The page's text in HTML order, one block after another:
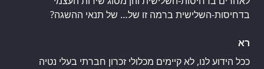
בדחיסות-השלישית ברמה זו של… של תנאי ההשגה?
רא
ככל הידוע לנו, לא קיימים מכלולי זכרון חברתי בעלי נטיה